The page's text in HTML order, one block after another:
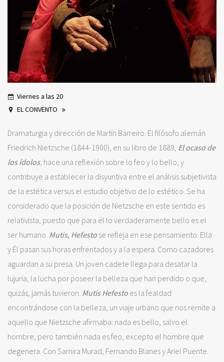
Viernes a las 20
EL CONVENTO
Dramaturgia y dirección de Martín Barreiro. El filósofo alemán
Friedrich Nietzsche (1844-1900), en su libro de 1889, El ocaso de
los ídolos, hace una reflexión sobre lo feo y lo bello, y
contribuye a establecer la disyuntiva entre el análisis subjetivista
de la estética versus el estudio objetivo de lo estético. Se ha
considerado que la posición de Nietzsche en este sentido es
relativista, puesto que para él lo verdaderamente bello es el
ser humano. Mutis, Hefesto se refleja en ese pensamiento: Ella
y Él pasan sus horas enfrentados y a la espera. Como cazadores
aguardan a su presa. Un joven cadete llega para desatar la
lujuria, la lucha por poseer la belleza que han perdido o que,
quizás, jamás tuvieron. Mutis Hefesto es la fealdad
encontrándose con la belleza, un viaje urbano que nos remite a
aquello que Nietzsche afirmaba: nada es bello, salvo el
hombre; pero también nada es feo, excepto el hombre que
degenera. Con Samira Murad, Fernando Blanes y Ariel Puente.